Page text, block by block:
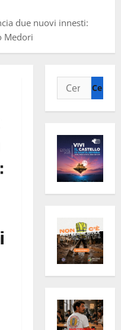
due nuovi innesti:
Medori
Ricerca
per: